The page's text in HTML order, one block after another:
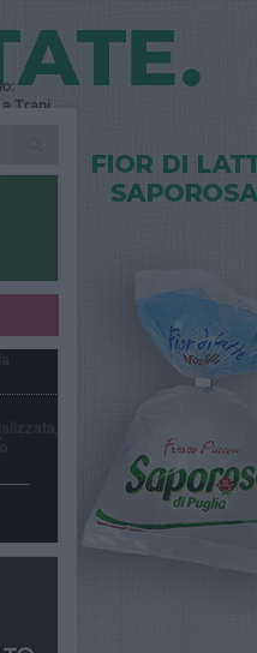
Trani
servizio